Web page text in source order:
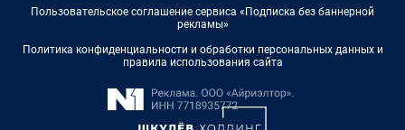
Пользовательское соглашение сервиса «Подписка без баннерной
рекламы»
Политика конфиденциальности и обработки персональных данных и
правила использования сайта